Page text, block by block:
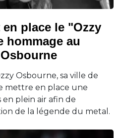
place le "Ozzy
hommage au
Osbourne, sa ville de
mettre en place une
plein air afin de
de la légende du metal.